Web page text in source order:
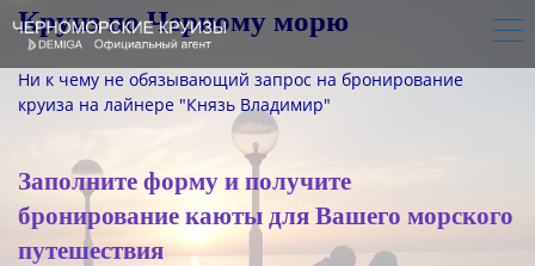
Круиз по Черному морю
Ни к чему не обязывающий запрос на бронирование
круиза на лайнере "Князь Владимир"
Заполните форму и получите
бронирование каюты для Вашего морского
путешествия